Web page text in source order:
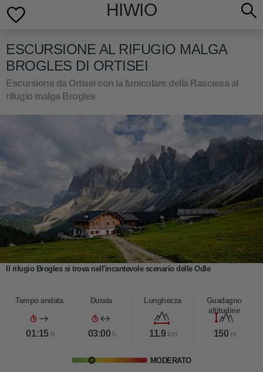
HIWIO
ESCURSIONE AL RIFUGIO MALGA
BROGLES DI ORTISEI
Escursione da Ortisei con la funicolare della Rasciesa al
rifugio malga Brogles
Il rifugio Brogles si trova nell'incantevole scenario delle Odle
Tempo andata
01:15 h
Durata
03:00 h
Lunghezza
11.9 km
Guadagno
altitudine
150 m
MODERATO